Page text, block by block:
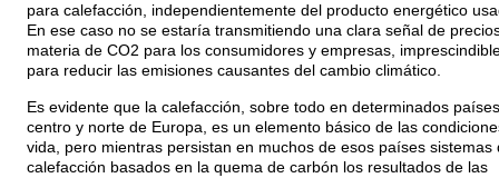
para calefacción, independientemente del producto energético
En ese caso no se estaría transmitiendo una clara señal de
materia de CO2 para los consumidores y empresas,
para reducir las emisiones causantes del cambio climático.
Es evidente que la calefacción, sobre todo en determinados
centro y norte de Europa, es un elemento básico de las
vida, pero mientras persistan en muchos de esos países sistemas
calefacción basados en la quema de carbón los resultados de las